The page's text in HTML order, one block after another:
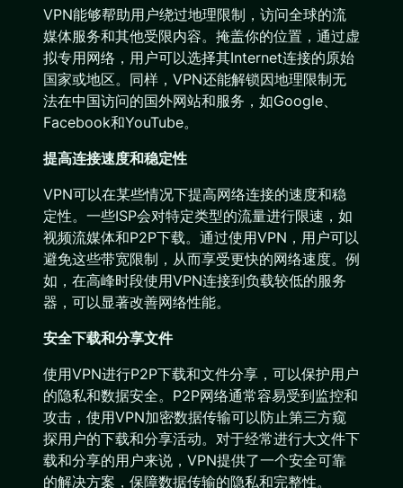
VPN能够帮助用户绕过地理限制，访问全球的流
媒体服务和其他受限内容。掩盖你的位置，通过虚
拟专用网络，用户可以选择其Internet连接的原始
国家或地区。同样，VPN还能解锁因地理限制无
法在中国访问的国外网站和服务，如Google、
Facebook和YouTube。
提高连接速度和稳定性
VPN可以在某些情况下提高网络连接的速度和稳
定性。一些ISP会对特定类型的流量进行限速，如
视频流媒体和P2P下载。通过使用VPN，用户可以
避免这些带宽限制，从而享受更快的网络速度。例
如，在高峰时段使用VPN连接到负载较低的服务
器，可以显著改善网络性能。
安全下载和分享文件
使用VPN进行P2P下载和文件分享，可以保护用户
的隐私和数据安全。P2P网络通常容易受到监控和
攻击，使用VPN加密数据传输可以防止第三方窥
探用户的下载和分享活动。对于经常进行大文件下
载和分享的用户来说，VPN提供了一个安全可靠
的解决方案，保障数据传输的隐私和完整性。